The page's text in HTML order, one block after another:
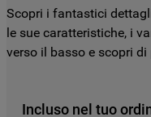
Scopri i fantastici
le sue caratteristiche, i
verso il basso e scopri di
Incluso nel tuo
come la Società
modificare le tue
l’informativa